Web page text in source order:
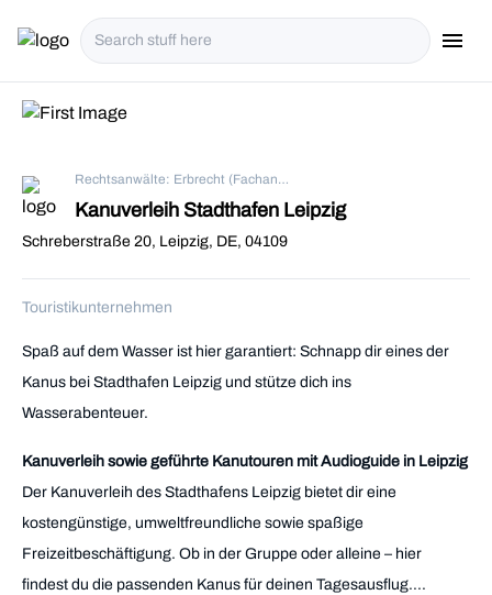
menu
Rechtsanwälte: Erbrecht (Fachanwälte) in Leipzig
Kanuverleih Stadthafen Leipzig
Schreberstraße 20, Leipzig, DE, 04109
Touristikunternehmen
Spaß auf dem Wasser ist hier garantiert: Schnapp dir eines der
Kanus bei Stadthafen Leipzig und stütze dich ins
Wasserabenteuer.
Kanuverleih sowie geführte Kanutouren mit Audioguide in Leipzig
Der Kanuverleih des Stadthafens Leipzig bietet dir eine
kostengünstige, umweltfreundliche sowie spaßige
Freizeitbeschäftigung. Ob in der Gruppe oder alleine – hier
findest du die passenden Kanus für deinen Tagesausflug....